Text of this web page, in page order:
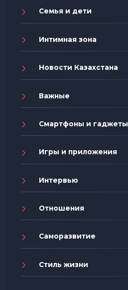
Семья и дети
Интимная зона
Новости Казахстана
Важные
Смартфоны и гаджеты
Игры и приложения
Интервью
Отношения
Саморазвитие
Стиль жизни